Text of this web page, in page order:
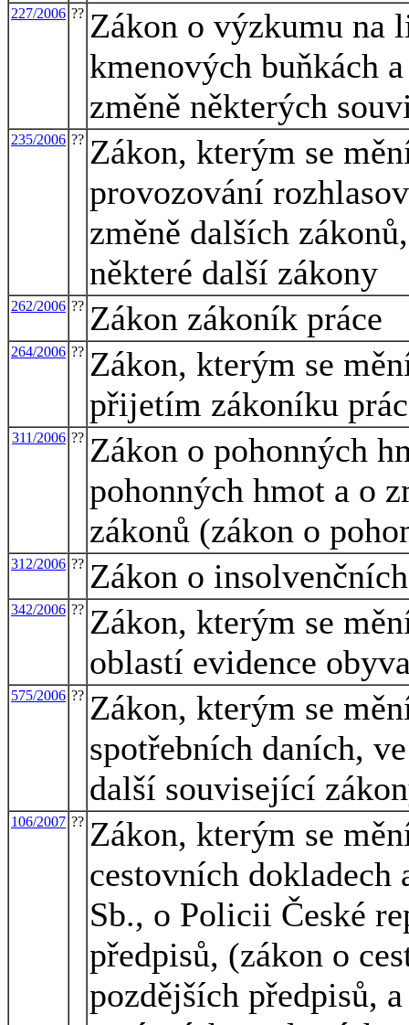
227/2006 ?? Zákon o výzkumu na
kmenových buňkách
změně některých
235/2006 ?? Zákon, kterým se
provozování
změně dalších
některé další zákony
262/2006 ?? Zákon zákoník práce
264/2006 ?? Zákon, kterým se
přijetím zákoníku
311/2006 ?? Zákon o pohonných
pohonných hmot a o
zákonů (zákon o
312/2006 ?? Zákon o
342/2006 ?? Zákon, kterým se
oblastí evidence
575/2006 ?? Zákon, kterým se
spotřebních daních,
další související
106/2007 ?? Zákon, kterým se
cestovních dokladech
Sb., o Policii České
předpisů, (zákon o
pozdějších předpisů,